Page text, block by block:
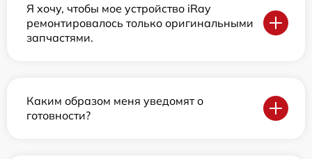
Я хочу, чтобы мое устройство iRay
ремонтировалось только оригинальными
запчастями.
Каким образом меня уведомят о
готовности?